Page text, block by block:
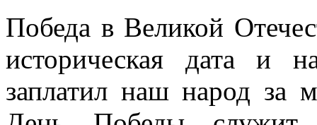
Победа в Великой
историческая дата и
заплатил наш народ за